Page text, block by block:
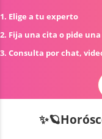
1. Elige a tu experto
2. Fija una cita o pide
3. Consulta por chat,